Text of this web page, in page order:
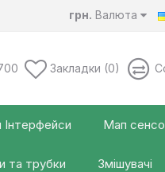
грн. Валюта
Закладки (0)
Мап
та трубки Змішувачі